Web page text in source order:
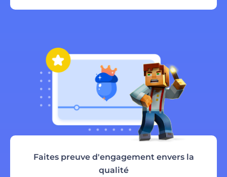
Faites preuve d'engagement envers la
qualité